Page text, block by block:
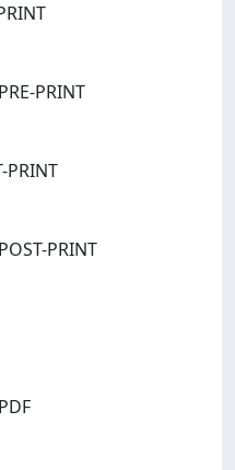
PRINT
PRINT